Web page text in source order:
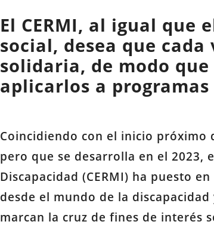
El CERMI, al igual que
social, desea que
solidaria, de modo
aplicarlos a
Coincidiendo con el inicio próximo
pero que se desarrolla en el 2023,
Discapacidad (CERMI) ha puesto
desde el mundo de la
marcan la cruz de fines de interés